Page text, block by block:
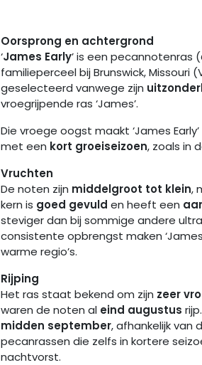
Oorsprong en achtergrond
‘James Early’ is een pecannotenras (
familieperceel bij Brunswick, Missouri
geselecteerd vanwege zijn
vroegrijpende ras ‘James’.
Die vroege oogst maakt ‘James
met een kort groeiseizoen, zoals in
Vruchten
De noten zijn middelgroot tot klein,
kern is goed gevuld en heeft een
steviger dan bij sommige andere
consistente opbrengst maken
warme regio’s.
Rijping
Het ras staat bekend om zijn zeer
waren de noten al eind augustus
midden september, afhankelijk van
pecanrassen die zelfs in kortere
nachtvorst.